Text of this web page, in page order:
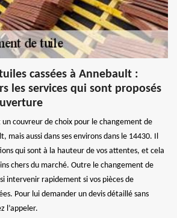
cassées à Annebault :
les services qui sont proposés
couvreur de choix pour le changement de
mais aussi dans ses environs dans le 14430. Il
qui sont à la hauteur de vos attentes, et cela
chers du marché. Outre le changement de
intervenir rapidement si vos pièces de
Pour lui demander un devis détaillé sans
l’appeler.